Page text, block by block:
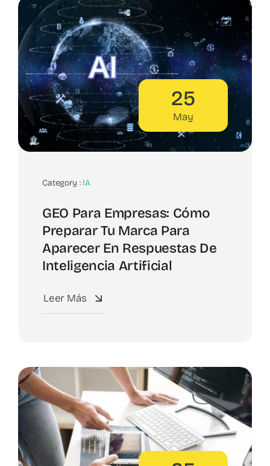
25
May
Category : IA
GEO Para Empresas: Cómo
Preparar Tu Marca Para
Aparecer En Respuestas De
Inteligencia Artificial
Leer Más